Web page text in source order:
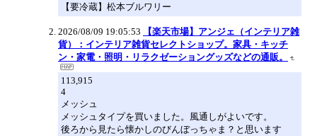
【要冷蔵】松本ブルワリー
2026/08/09 19:05:53
【楽天市場】アンジェ（インテリア雑
貨）：インテリア雑貨セレクトショップ。家具・キッチ
ン・家電・照明・リラクゼーショングッズなどの通販。
113,915
4
メッシュ
メッシュタイプを買いました。風通しがよいです。
後ろから見たら懐かしのびんぼっちゃま？と思います